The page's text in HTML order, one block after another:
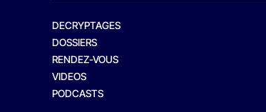
DECRYPTAGES
DOSSIERS
RENDEZ-VOUS
VIDEOS
PODCASTS